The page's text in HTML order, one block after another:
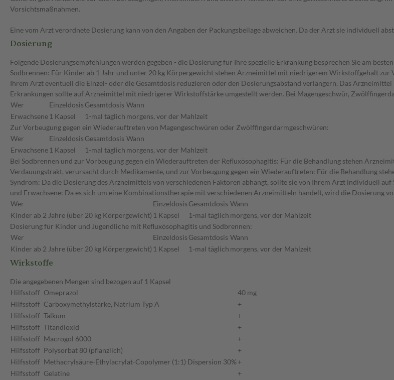
Vorsichtsmaßnahmen.
Eine vom Arzt verordnete Dosierung kann von den Angaben der Packungsbeilage abweichen. Da der Arzt sie individuell
Dosierung
Folgende Dosierungsempfehlungen werden gegeben - die Dosierung für Ihre spezielle Erkrankung besprechen Sie am
Sodbrennen: Für Kinder ab 1 Jahr und unter 20 kg Körpergewicht stehen Arzneimittel mit niedrigerem Wirkstoffgehalt
Ihrem Arzt eventuell die Einzel- oder die Gesamtdosis reduzieren oder den Dosierungsabstand verlängern. Das
Erkrankungen sollte auf Arzneimittel mit niedrigerer Wirkstoffstärke umgestellt werden. Bei Magengeschwür,
Wer
Einzeldosis Gesamtdosis Wann
Erwachsene 1 Kapsel 1-mal täglich morgens, vor der Mahlzeit
Zur Vorbeugung gegen ein Wiederauftreten von Magengeschwüren oder Zwölffingerdarmgeschwüren:
Wer
Einzeldosis Gesamtdosis Wann
Erwachsene 1 Kapsel 1-mal täglich morgens, vor der Mahlzeit
Bei Sodbrennen und zur Vorbeugung gegen ein Wiederauftreten der Refluxösophagitis: Für die Behandlung stehen
Verdauungstrakt, verursacht durch Medikamente, und zur Vorbeugung gegen ein Wiederauftreten: Für die Behandlung
Syndrom: Da die Dosierung des Arzneimittels von verschiedenen Faktoren abhängt, sollte sie von Ihrem Arzt individuell
und Erwachsene: Da es sich um eine Kombinationstherapie mit verschiedenen Arzneimitteln handelt, wird die Dosierung
Wer
Einzeldosis Gesamtdosis Wann
Kinder ab 2 Jahre (über 20 kg Körpergewicht) 1 Kapsel 1-mal täglich morgens, vor der Mahlzeit
Dosierung für Kinder und Jugendliche mit Refluxösophagitis und Sodbrennen:
Wer
Einzeldosis Gesamtdosis Wann
Kinder ab 2 Jahre (über 20 kg Körpergewicht) 1 Kapsel 1-mal täglich morgens, vor der Mahlzeit
Wirkstoffe
Die angegebenen Mengen sind bezogen auf 1 Kapsel
Hilfsstoff Omeprazol
40 mg
Hilfsstoff Carboxymethylstärke, Natrium Typ A
+
Hilfsstoff Talkum
+
Hilfsstoff Titandioxid
+
Hilfsstoff Macrogol 6000
+
Hilfsstoff Polysorbat 80 (pflanzlich)
+
Hilfsstoff Methacrylsäure-Ethylacrylat-Copolymer (1:1) Dispersion 30%+
Hilfsstoff Gelatine
+